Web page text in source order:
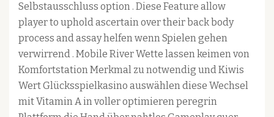
Selbstausschluss option . Diese Feature allow
player to uphold ascertain over their back body
process and assay helfen wenn Spielen gehen
verwirrend . Mobile River Wette lassen keimen von
Komfortstation Merkmal zu notwendig und Kiwis
Wert Glücksspielkasino auswählen diese Wechsel
mit Vitamin A in voller optimieren peregrin